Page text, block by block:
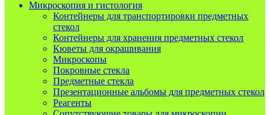
Микроскопия и гистология
Контейнеры для транспортировки предметных
стекол
Контейнеры для хранения предметных стекол
Кюветы для окрашивания
Микроскопы
Покровные стекла
Предметные стекла
Презентационные альбомы для предметных стекол
Реагенты